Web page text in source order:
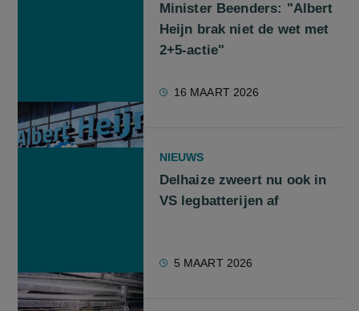
Minister Beenders: "Albert
Heijn brak niet de wet met
2+5-actie"
16 MAART 2026
NIEUWS
Delhaize zweert nu ook in
VS legbatterijen af
5 MAART 2026